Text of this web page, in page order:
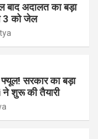
बाद अदालत का बड़ा
3 को जेल
सरकार का बड़ा
शुरू की तैयारी